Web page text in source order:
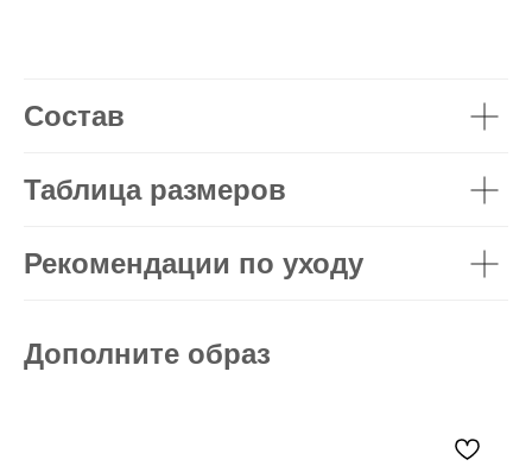
Состав
Таблица размеров
Рекомендации по уходу
Дополните образ